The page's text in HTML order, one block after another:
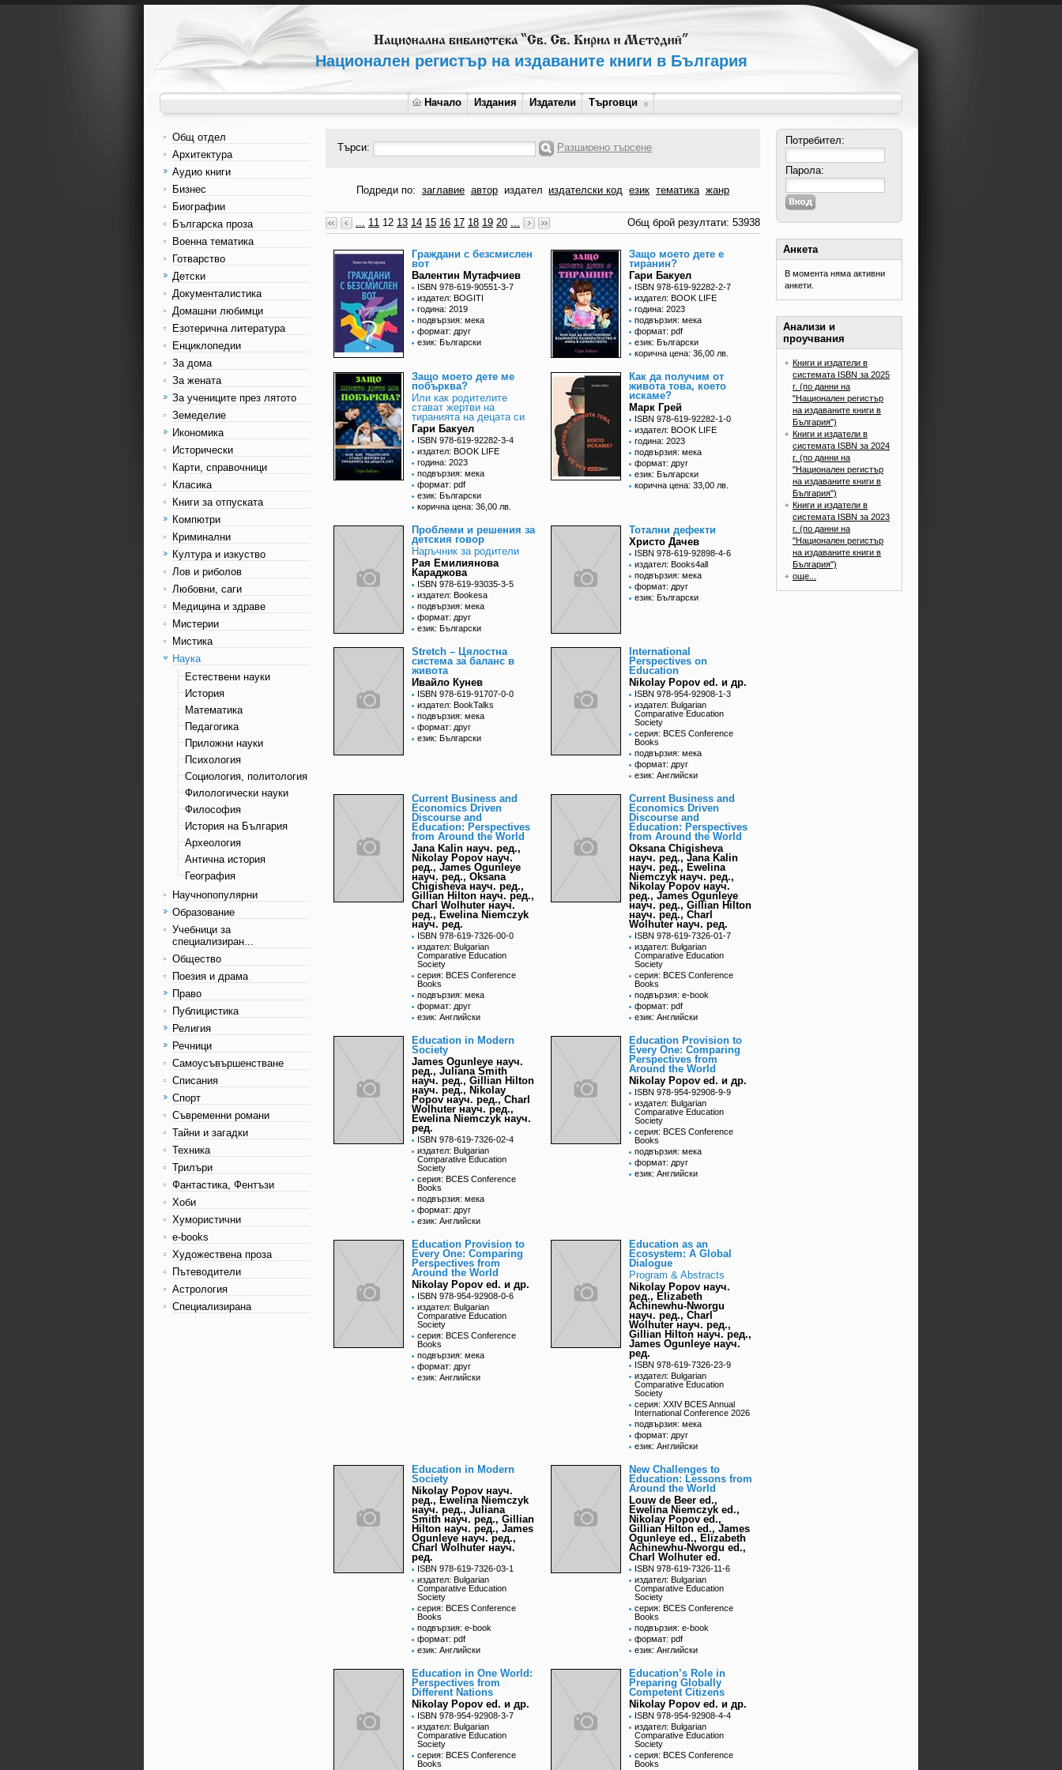
Национален регистър на издаваните книги в България
Начало Издания Издатели Търговци
Общ отдел
Архитектура
Аудио книги
Бизнес
Биографии
Българска проза
Военна тематика
Готварство
Детски
Документалистика
Домашни любимци
Езотерична литература
Енциклопедии
За дома
За жената
За учениците през лятото
Земеделие
Икономика
Исторически
Карти, справочници
Класика
Книги за отпуската
Компютри
Криминални
Култура и изкуство
Лов и риболов
Любовни, саги
Медицина и здраве
Мистерии
Мистика
Наука
Естествени науки
История
Математика
Педагогика
Приложни науки
Психология
Социология, политология
Филологически науки
Философия
История на България
Археология
Антична история
География
Научнопопулярни
Образование
Учебници за
специализиран...
Общество
Поезия и драма
Право
Публицистика
Религия
Речници
Самоусъвършенстване
Списания
Спорт
Съвременни романи
Тайни и загадки
Техника
Трилъри
Фантастика, Фентъзи
Хоби
Хумористични
e-books
Художествена проза
Пътеводители
Астрология
Специализирана
Търси: Разширено търсене
Подреди по: заглавие автор издател издателски код език тематика жанр
... 11 12 13 14 15 16 17 18 19 20 ... Общ брой резултати: 53938
Граждани с безсмислен
вот
Валентин Мутафчиев
ISBN 978-619-90551-3-7
издател: BOGITI
година: 2019
подвързия: мека
формат: друг
език: Български
Защо моето дете е
тиранин?
Гари Бакуел
ISBN 978-619-92282-2-7
издател: BOOK LIFE
година: 2023
подвързия: мека
формат: pdf
език: Български
корична цена: 36,00 лв.
Защо моето дете ме
побърква?
Или как родителите
стават жертви на
тиранията на децата си
Гари Бакуел
ISBN 978-619-92282-3-4
издател: BOOK LIFE
година: 2023
подвързия: мека
формат: pdf
език: Български
корична цена: 36,00 лв.
Как да получим от
живота това, което
искаме?
Марк Грей
ISBN 978-619-92282-1-0
издател: BOOK LIFE
година: 2023
подвързия: мека
формат: друг
език: Български
корична цена: 33,00 лв.
Проблеми и решения за
детския говор
Наръчник за родители
Рая Емилиянова
Караджова
ISBN 978-619-93035-3-5
издател: Bookesa
подвързия: мека
формат: друг
език: Български
Тотални дефекти
Христо Дачев
ISBN 978-619-92898-4-6
издател: Books4all
подвързия: мека
формат: друг
език: Български
Stretch – Цялостна
система за баланс в
живота
Ивайло Кунев
ISBN 978-619-91707-0-0
издател: BookTalks
подвързия: мека
формат: друг
език: Български
International
Perspectives on
Education
Nikolay Popov ed. и др.
ISBN 978-954-92908-1-3
издател: Bulgarian
Comparative Education
Society
серия: BCES Conference
Books
подвързия: мека
формат: друг
език: Английски
Current Business and
Economics Driven
Discourse and
Education: Perspectives
from Around the World
Jana Kalin науч. ред.,
Nikolay Popov науч.
ред., James Ogunleye
науч. ред., Oksana
Chigisheva науч. ред.,
Gillian Hilton науч. ред.,
Charl Wolhuter науч.
ред., Ewelina Niemczyk
науч. ред.
ISBN 978-619-7326-00-0
издател: Bulgarian
Comparative Education
Society
серия: BCES Conference
Books
подвързия: мека
формат: друг
език: Английски
Current Business and
Economics Driven
Discourse and
Education: Perspectives
from Around the World
Oksana Chigisheva
науч. ред., Jana Kalin
науч. ред., Ewelina
Niemczyk науч. ред.,
Nikolay Popov науч.
ред., James Ogunleye
науч. ред., Gillian Hilton
науч. ред., Charl
Wolhuter науч. ред.
ISBN 978-619-7326-01-7
издател: Bulgarian
Comparative Education
Society
серия: BCES Conference
Books
подвързия: e-book
формат: pdf
език: Английски
Education in Modern
Society
James Ogunleye науч.
ред., Juliana Smith
науч. ред., Gillian Hilton
науч. ред., Nikolay
Popov науч. ред., Charl
Wolhuter науч. ред.,
Ewelina Niemczyk науч.
ред.
ISBN 978-619-7326-02-4
издател: Bulgarian
Comparative Education
Society
серия: BCES Conference
Books
подвързия: мека
формат: друг
език: Английски
Education Provision to
Every One: Comparing
Perspectives from
Around the World
Nikolay Popov ed. и др.
ISBN 978-954-92908-9-9
издател: Bulgarian
Comparative Education
Society
серия: BCES Conference
Books
подвързия: мека
формат: друг
език: Английски
Education Provision to
Every One: Comparing
Perspectives from
Around the World
Nikolay Popov ed. и др.
ISBN 978-954-92908-0-6
издател: Bulgarian
Comparative Education
Society
серия: BCES Conference
Books
подвързия: мека
формат: друг
език: Английски
Education as an
Ecosystem: A Global
Dialogue
Program & Abstracts
Nikolay Popov науч.
ред., Elizabeth
Achinewhu-Nworgu
науч. ред., Charl
Wolhuter науч. ред.,
Gillian Hilton науч. ред.,
James Ogunleye науч.
ред.
ISBN 978-619-7326-23-9
издател: Bulgarian
Comparative Education
Society
серия: XXIV BCES Annual
International Conference 2026
подвързия: мека
формат: друг
език: Английски
Education in Modern
Society
Nikolay Popov науч.
ред., Ewelina Niemczyk
науч. ред., Juliana
Smith науч. ред., Gillian
Hilton науч. ред., James
Ogunleye науч. ред.,
Charl Wolhuter науч.
ред.
ISBN 978-619-7326-03-1
издател: Bulgarian
Comparative Education
Society
серия: BCES Conference
Books
подвързия: e-book
формат: pdf
език: Английски
New Challenges to
Education: Lessons from
Around the World
Louw de Beer ed.,
Ewelina Niemczyk ed.,
Nikolay Popov ed.,
Gillian Hilton ed., James
Ogunleye ed., Elizabeth
Achinewhu-Nworgu ed.,
Charl Wolhuter ed.
ISBN 978-619-7326-11-6
издател: Bulgarian
Comparative Education
Society
серия: BCES Conference
Books
подвързия: e-book
формат: pdf
език: Английски
Education in One World:
Perspectives from
Different Nations
Nikolay Popov ed. и др.
ISBN 978-954-92908-3-7
издател: Bulgarian
Comparative Education
Society
серия: BCES Conference
Books
Education’s Role in
Preparing Globally
Competent Citizens
Nikolay Popov ed. и др.
ISBN 978-954-92908-4-4
издател: Bulgarian
Comparative Education
Society
серия: BCES Conference
Books
Потребител:
Парола:
Анкета
В момента няма активни
анкети.
Анализи и
проучвания
Книги и издатели в
системата ISBN за 2025
г. (по данни на
"Национален регистър
на издаваните книги в
България")
Книги и издатели в
системата ISBN за 2024
г. (по данни на
"Национален регистър
на издаваните книги в
България")
Книги и издатели в
системата ISBN за 2023
г. (по данни на
"Национален регистър
на издаваните книги в
България")
още...